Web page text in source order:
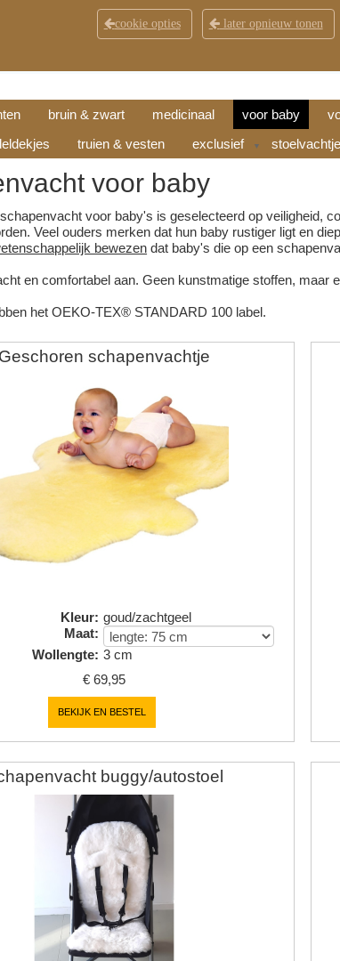
KLANTENSERVICE CONTACT
bruin & zwart medicinaal voor baby
truien & vesten exclusief ▼
voor baby
voor baby's is geselecteerd op veiligheid,
Veel ouders merken dat hun baby rustiger ligt en
bewezen dat baby's die op een
en comfortabel aan. Geen kunstmatige stoffen, maar
het OEKO-TEX® STANDARD 100 label.
Geschoren schapenvachtje
Kleur: goud/zachtgeel
Maat:
Wollengte: 3 cm
€ 69,95
BEKIJK EN BESTEL
buggy/autostoel
cookie opties later opnieuw tonen